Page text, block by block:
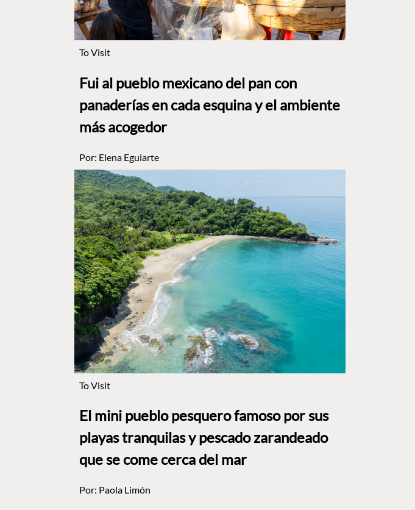
To Visit
Fui al pueblo mexicano del pan con
panaderías en cada esquina y el ambiente
más acogedor
Por: Elena Eguiarte
To Visit
El mini pueblo pesquero famoso por sus
playas tranquilas y pescado zarandeado
que se come cerca del mar
Por: Paola Limón